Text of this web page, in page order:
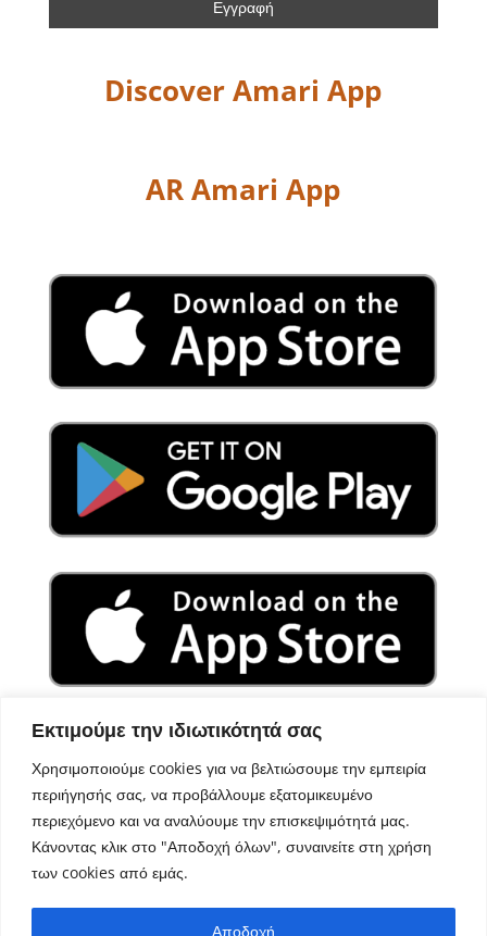
Εκτιμούμε την ιδιωτικότητά σας
Χρησιμοποιούμε cookies για να βελτιώσουμε την εμπειρία
περιήγησής σας, να προβάλλουμε εξατομικευμένο
περιεχόμενο και να αναλύουμε την επισκεψιμότητά μας.
Κάνοντας κλικ στο "Αποδοχή όλων", συναινείτε στη χρήση
των cookies από εμάς.
Αποδοχή
Discover Amari App
AR Amari App